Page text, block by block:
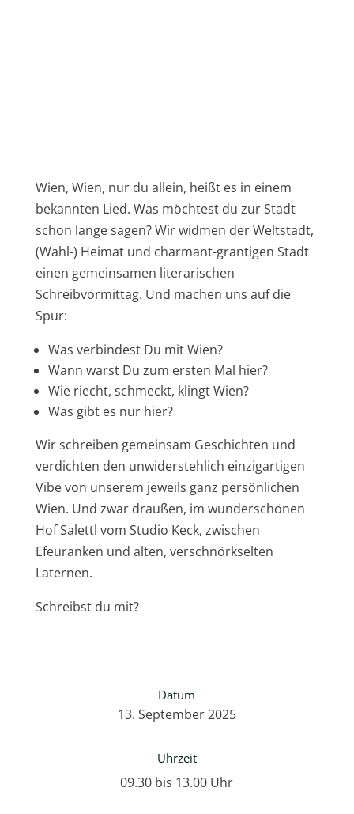
Wien, Wien, nur du allein, heißt es in einem
bekannten Lied. Was möchtest du zur Stadt
schon lange sagen? Wir widmen der Weltstadt,
(Wahl-) Heimat und charmant-grantigen Stadt
einen gemeinsamen literarischen
Schreibvormittag. Und machen uns auf die
Spur:
Was verbindest Du mit Wien?
Wann warst Du zum ersten Mal hier?
Wie riecht, schmeckt, klingt Wien?
Was gibt es nur hier?
Wir schreiben gemeinsam Geschichten und
verdichten den unwiderstehlich einzigartigen
Vibe von unserem jeweils ganz persönlichen
Wien. Und zwar draußen, im wunderschönen
Hof Salettl vom Studio Keck, zwischen
Efeuranken und alten, verschnörkselten
Laternen.
Schreibst du mit?
Datum
13. September 2025
Uhrzeit
09.30 bis 13.00 Uhr